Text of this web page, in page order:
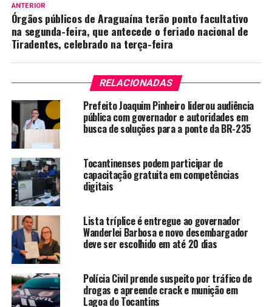
ANTERIOR
Órgãos públicos de Araguaína terão ponto facultativo
na segunda-feira, que antecede o feriado nacional de
Tiradentes, celebrado na terça-feira
RELACIONADAS
Prefeito Joaquim Pinheiro liderou audiência
pública com governador e autoridades em
busca de soluções para a ponte da BR-235
Tocantinenses podem participar de
capacitação gratuita em competências
digitais
Lista tríplice é entregue ao governador
Wanderlei Barbosa e novo desembargador
deve ser escolhido em até 20 dias
Polícia Civil prende suspeito por tráfico de
drogas e apreende crack e munição em
Lagoa do Tocantins